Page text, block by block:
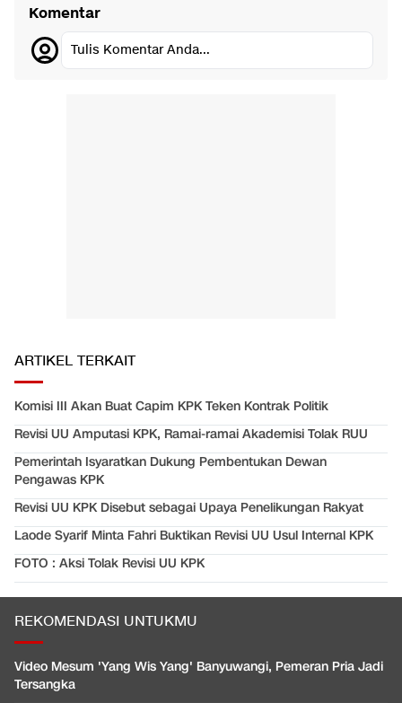
Komentar
Tulis Komentar Anda...
ARTIKEL TERKAIT
Komisi III Akan Buat Capim KPK Teken Kontrak Politik
Revisi UU Amputasi KPK, Ramai-ramai Akademisi Tolak RUU
Pemerintah Isyaratkan Dukung Pembentukan Dewan
Pengawas KPK
Revisi UU KPK Disebut sebagai Upaya Penelikungan Rakyat
Laode Syarif Minta Fahri Buktikan Revisi UU Usul Internal KPK
FOTO : Aksi Tolak Revisi UU KPK
REKOMENDASI UNTUKMU
Video Mesum 'Yang Wis Yang' Banyuwangi, Pemeran Pria Jadi
Tersangka